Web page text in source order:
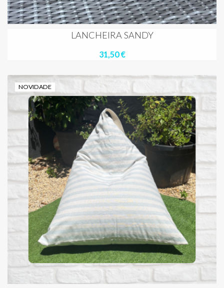
LANCHEIRA SANDY
31,50 €
NOVIDADE